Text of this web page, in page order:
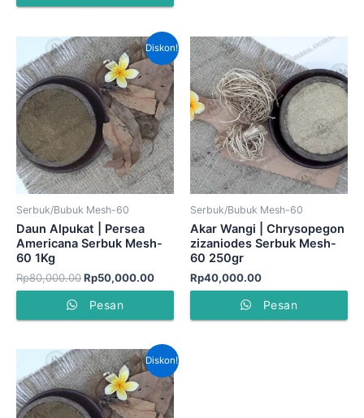
Diskon!
Serbuk/Bubuk Mesh-60
Daun Alpukat | Persea
Americana Serbuk Mesh-
60 1Kg
Rp80,000.00
Harga
aslinya
adalah:
Rp80,000.00.
Rp50,000.00
Harga
saat
ini
adalah:
Rp50,000.00.
Pesan
Serbuk/Bubuk Mesh-60
Akar Wangi | Chrysopegon
zizaniodes Serbuk Mesh-
60 250gr
Rp40,000.00
Pesan
Diskon!
Harga
aslinya
adalah:
Rp40,000.00.
Harga
saat
ini
adalah:
Rp30,000.00.